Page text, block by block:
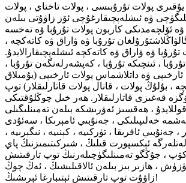
پولات تۇرۇبىسى ، پولات تاختاي ، پولات
ۋە ئىشلەپچىقارغۇچى ئۆز زاۋۇتى بىلەن
ۋە ئۆلچەمدىكى كاربون پولات تۇرۇبا ۋە تەخسە
تۇرۇبا ۋە ۋاراق ۋە كاتەكچە ،
ۋە ۋاراق ۋە كاتەكچە ئىشلەپچىقارالايدۇ.
، ئىنچىكە تۇرۇبا ، كەپشەرلەنگەن تۇرۇبا ،
ئارخىپى ۋە داتلاشماس پولات ئارخىپى (يۇمىلاق
، بۇلۇڭ پولات ، قانال پولات قاتارلىقلار) توپ
قەغىزى قاتارلىقلار. ھەر خىل چوڭلۇقتىكى
، ھەقسىز ئەۋرىشكە بىلەن تەمىنلىگىلى
خەلىپىلىكى ، جەنۇبىي ئامېرىكا ، سەئۇدى
جەنۇبىي ئافرىقا ، تۈركىيە ، كېنىيە ، نىگېرىيە ،
ئېكسپورت قىلىڭ ، شىركىتىمىزنىڭ پاي
، جۇڭگو تەمىنلىگۈچىلەرنىڭ توپ تارقىتىش
، ھازىر بىز بىلەن ئالاقىلىشىڭ ، ئەڭ چوڭ
زاۋۇت توپ تارقىتىش ئېتىبارغا ئېرىشىڭ!